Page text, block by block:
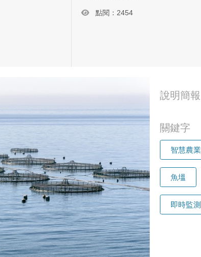
點閱：2454
說明簡報
關鍵字
智慧農業
魚塭
即時監測